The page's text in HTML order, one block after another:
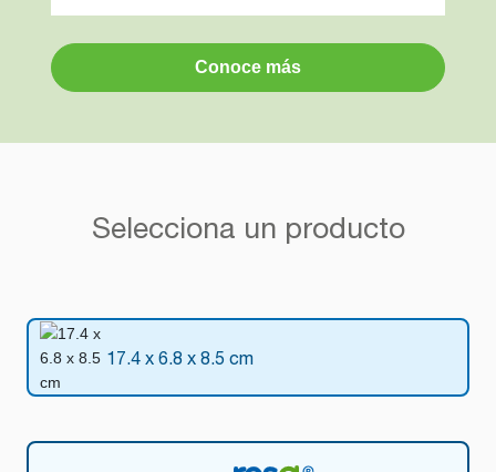
Conoce más
Selecciona un producto
17.4 x 6.8 x 8.5 cm